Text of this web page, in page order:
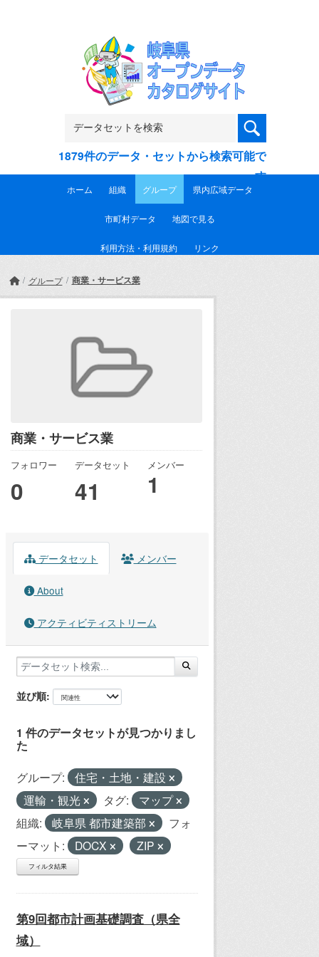
1879件のデータ・セットから検索可能で
す
ホーム 組織 グループ 県内広域データ
市町村データ 地図で見る
利用方法・利用規約 リンク
グループ 商業・サービス業
商業・サービス業
フォロワー
0
データセット
41
メンバー
1
データセット メンバー
About
アクティビティストリーム
並び順
1 件のデータセットが見つかりまし
た
グループ:
住宅・土地・建設
運輸・観光
タグ:
マップ
組織:
岐阜県 都市建築部
フォ
ーマット:
DOCX ZIP
フィルタ結果
第9回都市計画基礎調査（県全
域）